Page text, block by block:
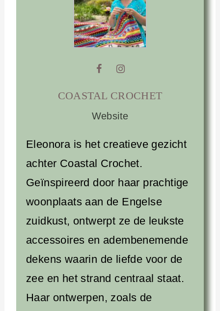
COASTAL CROCHET
Website
Eleonora is het creatieve gezicht
achter Coastal Crochet.
Geïnspireerd door haar prachtige
woonplaats aan de Engelse
zuidkust, ontwerpt ze de leukste
accessoires en adembenemende
dekens waarin de liefde voor de
zee en het strand centraal staat.
Haar ontwerpen, zoals de